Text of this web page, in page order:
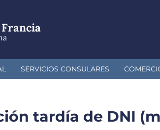
SERVICIOS CONSULARES
tardía de DNI